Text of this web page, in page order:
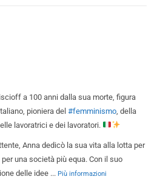
a 100 anni dalla sua morte, figura
pioniera del#femminismo , della
lavoratrici e dei lavoratori.
Anna dedicò la sua vita alla lotta per
una società più equa. Con il suo
delle idee ... Più informazioni